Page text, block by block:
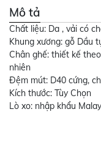
Mô tả
Chất liệu: Da , vải có
Khung xương: gỗ Dầu
Chân ghế: thiết kế
nhiên
Đệm mút: D40 cứng,
Kích thước: Tùy Chọn
Lò xo: nhập khẩu